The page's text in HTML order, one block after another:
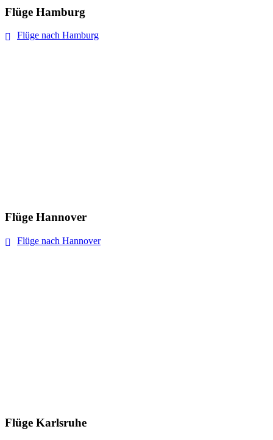
Flüge Hamburg
Flüge nach Hamburg
Flüge Hannover
Flüge nach Hannover
Flüge Karlsruhe